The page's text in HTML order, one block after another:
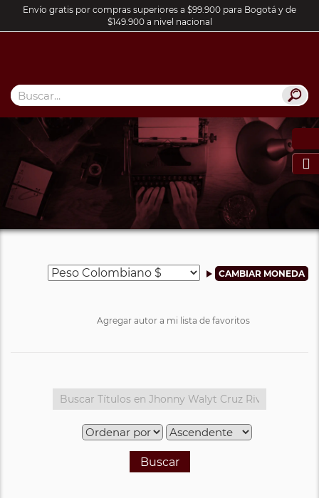
Envío gratis por compras superiores a $99.900 para Bogotá y de
$149.900 a nivel nacional

Agregar autor a mi lista de favoritos
Buscar